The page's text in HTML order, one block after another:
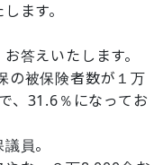
ます。
えいたします。
の被保険者数が１万
、31.6％になってお
員。